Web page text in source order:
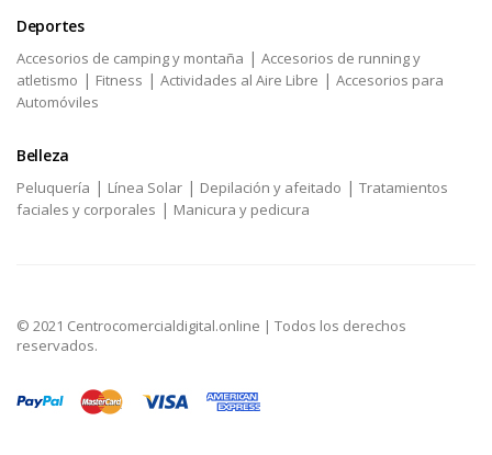
Deportes
Accesorios de camping y montaña | Accesorios de running y
atletismo | Fitness | Actividades al Aire Libre | Accesorios para
Automóviles
Belleza
Peluquería | Línea Solar | Depilación y afeitado | Tratamientos
faciales y corporales | Manicura y pedicura
© 2021 Centrocomercialdigital.online | Todos los derechos
reservados.